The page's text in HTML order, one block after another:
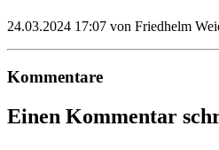
24.03.2024 17:07 von Friedhelm
Kommentare
Einen Kommentar